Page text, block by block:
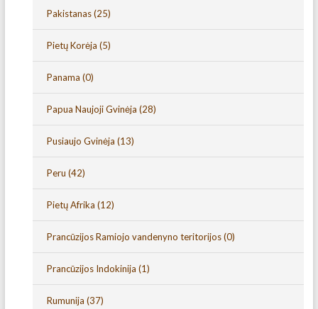
Pakistanas(25)
Pietų Korėja (5)
Panama (0)
Papua Naujoji Gvinėja (28)
Pusiaujo Gvinėja (13)
Peru (42)
Pietų Afrika (12)
Prancūzijos Ramiojo vandenyno teritorijos(0)
Prancūzijos Indokinija (1)
Rumunija (37)